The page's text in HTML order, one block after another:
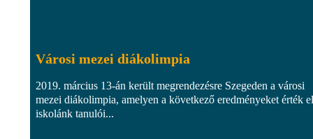
Városi mezei diákolimpia
2019. március 13-án került megrendezésre Szegeden a városi
mezei diákolimpia, amelyen a következő eredményeket érték el
iskolánk tanulói...